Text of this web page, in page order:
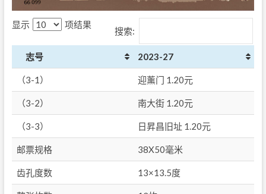
显示 项结果
搜索:
志号 2023-27
（3-1） 迎薰门 1.20元
（3-2） 南大街 1.20元
（3-3） 日昇昌旧址 1.20元
邮票规格 38X50毫米
齿孔度数 13×13.5度